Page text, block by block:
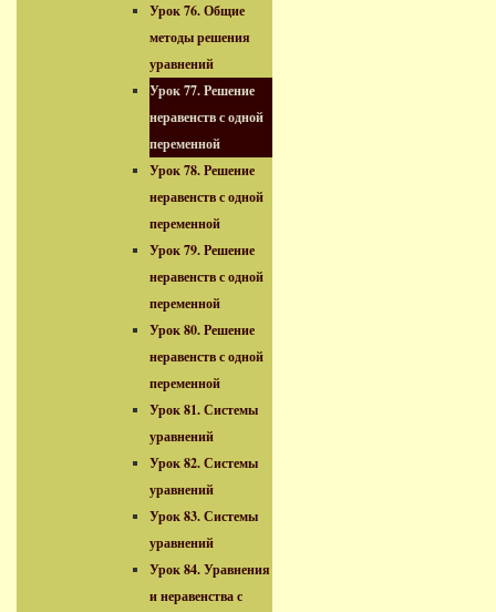
Урок 76. Общие
методы решения
уравнений
Урок 77. Решение
неравенств с одной
переменной
Урок 78. Решение
неравенств с одной
переменной
Урок 79. Решение
неравенств с одной
переменной
Урок 80. Решение
неравенств с одной
переменной
Урок 81. Системы
уравнений
Урок 82. Системы
уравнений
Урок 83. Системы
уравнений
Урок 84. Уравнения
и неравенства с